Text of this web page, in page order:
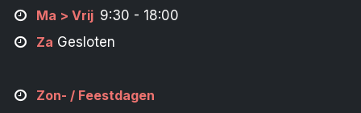
Ma > Vrij 9:30 - 18:00
Za Gesloten
Zon- / Feestdagen